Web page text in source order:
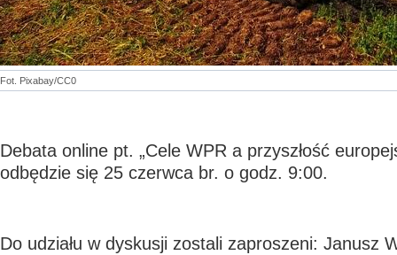
Fot. Pixabay/CC0
Debata online pt. „Cele WPR a przyszłość
odbędzie się 25 czerwca br. o godz. 9:00.
Do udziału w dyskusji zostali zaproszeni: Janusz